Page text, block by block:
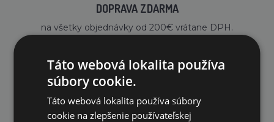
DOPRAVA ZDARMA
na všetky objednávky od 200€ vrátane DPH.
VLASTNÝ SKLAD
Táto webová lokalita používa
súbory cookie.
Táto webová lokalita používa súbory
cookie na zlepšenie používateľskej